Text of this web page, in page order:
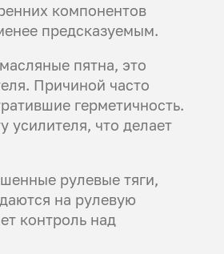
компонентов
предсказуемым.
пятна, это
Причиной часто
герметичность.
усилителя, что делает
рулевые тяги,
на рулевую
контроль над